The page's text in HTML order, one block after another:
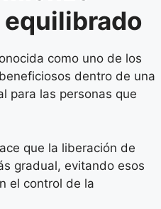
como uno de los
dentro de una
para las personas que
que la liberación de
gradual, evitando esos
el control de la